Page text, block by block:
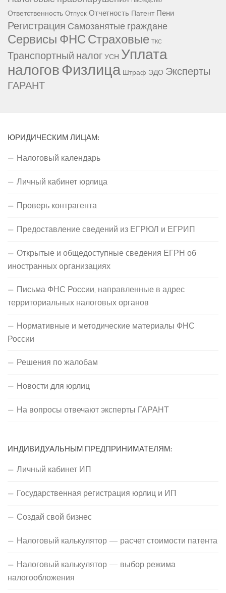
Ответственность Отпуск Отчетность Патент Пени
Регистрация Самозанятые граждане
Сервисы ФНССтраховые ТКС
Транспортный налогУСН Уплата
налоговФизлица Штраф ЭДО Эксперты
ГАРАНТ
ЮРИДИЧЕСКИМ ЛИЦАМ:
Налоговый календарь
Личный кабинет юрлица
Проверь контрагента
Предоставление сведений из ЕГРЮЛ и ЕГРИП
Открытые и общедоступные сведения ЕГРН об
иностранных организациях
Письма ФНС России, направленные в адрес
территориальных налоговых органов
Нормативные и методические материалы ФНС
России
Решения по жалобам
Новости для юрлиц
На вопросы отвечают эксперты ГАРАНТ
ИНДИВИДУАЛЬНЫМ ПРЕДПРИНИМАТЕЛЯМ:
Личный кабинет ИП
Государственная регистрация юрлиц и ИП
Создай свой бизнес
Налоговый калькулятор — расчет стоимости патента
Налоговый калькулятор — выбор режима
налогообложения